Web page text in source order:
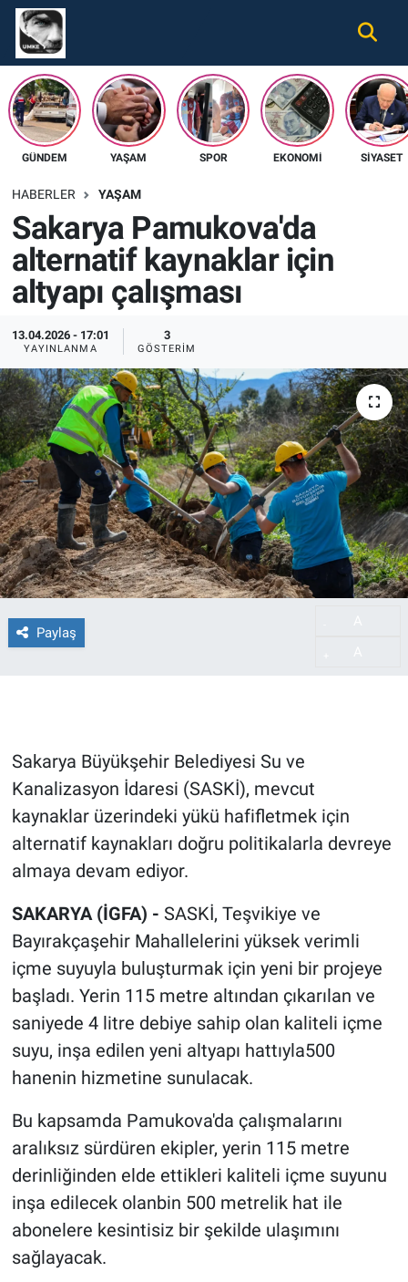
GÜNDEM YAŞAM SPOR EKONOMI SIYASET
HABERLER YAŞAM
Sakarya Pamukova'da
alternatif kaynaklar için
altyapı çalışması
13.04.2026 - 17:01
YAYINLANMA
3
GÖSTERIM
Paylaş
Sakarya Büyükşehir Belediyesi Su ve
Kanalizasyon İdaresi (SASKİ), mevcut
kaynaklar üzerindeki yükü hafifletmek için
alternatif kaynakları doğru politikalarla devreye
almaya devam ediyor.
SAKARYA (İGFA) - SASKİ, Teşvikiye ve
Bayırakçaşehir Mahallelerini yüksek verimli
içme suyuyla buluşturmak için yeni bir projeye
başladı. Yerin 115 metre altından çıkarılan ve
saniyede 4 litre debiye sahip olan kaliteli içme
suyu, inşa edilen yeni altyapı hattıyla500
hanenin hizmetine sunulacak.
Bu kapsamda Pamukova'da çalışmalarını
aralıksız sürdüren ekipler, yerin 115 metre
derinliğinden elde ettikleri kaliteli içme suyunu
inşa edilecek olanbin 500 metrelik hat ile
abonelere kesintisiz bir şekilde ulaşımını
sağlayacak.
Gündem
Ekonomi
Spor
Tüm Haberler
İletişim
Künye
Nöbetçi Eczaneler
Hava Durumu
Namaz Vakitleri
Süper Lig Puan Durumu ve Fikstür
Tüm Manşetler
Son Dakika Haberleri
Haber Arşivi